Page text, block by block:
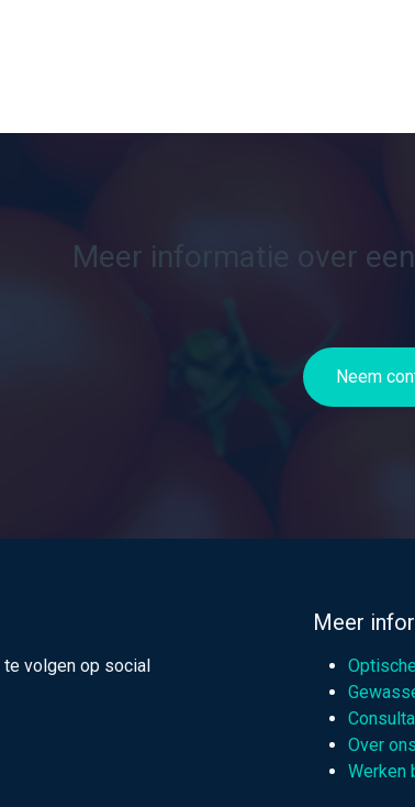
Meer informatie over
Neem
volgen op social
Meer
Over ons
Werken